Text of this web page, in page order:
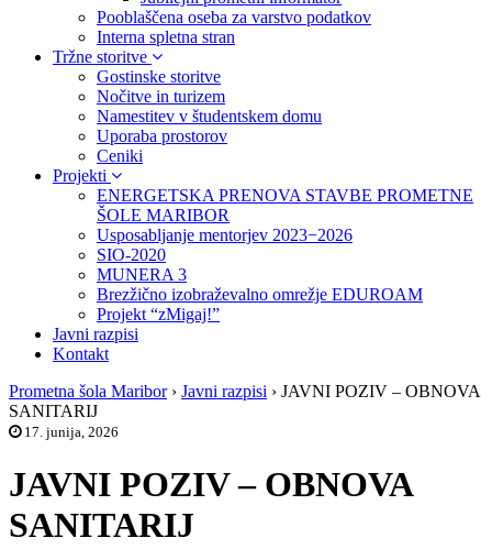
Pooblaščena oseba za varstvo podatkov
Interna spletna stran
Tržne storitve
Gostinske storitve
Nočitve in turizem
Namestitev v študentskem domu
Uporaba prostorov
Ceniki
Projekti
ENERGETSKA PRENOVA STAVBE PROMETNE
ŠOLE MARIBOR
Usposabljanje mentorjev 2023−2026
SIO-2020
MUNERA 3
Brezžično izobraževalno omrežje EDUROAM
Projekt “zMigaj!”
Javni razpisi
Kontakt
Prometna šola Maribor › Javni razpisi › JAVNI POZIV – OBNOVA
SANITARIJ
17. junija, 2026
JAVNI POZIV – OBNOVA
SANITARIJ